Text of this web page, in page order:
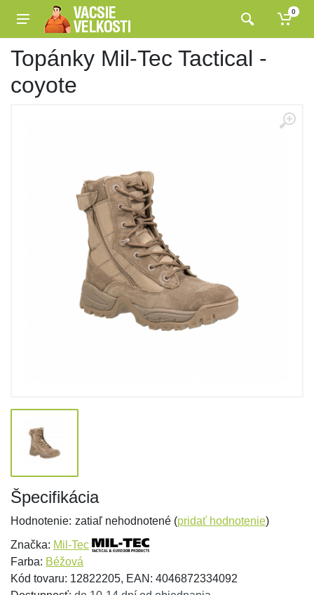
0
Topánky Mil-Tec Tactical -
coyote
Špecifikácia
Hodnotenie: zatiaľ nehodnotené (pridať hodnotenie)
Značka: Mil-Tec
Farba: Béžová
Kód tovaru: 12822205, EAN: 4046872334092